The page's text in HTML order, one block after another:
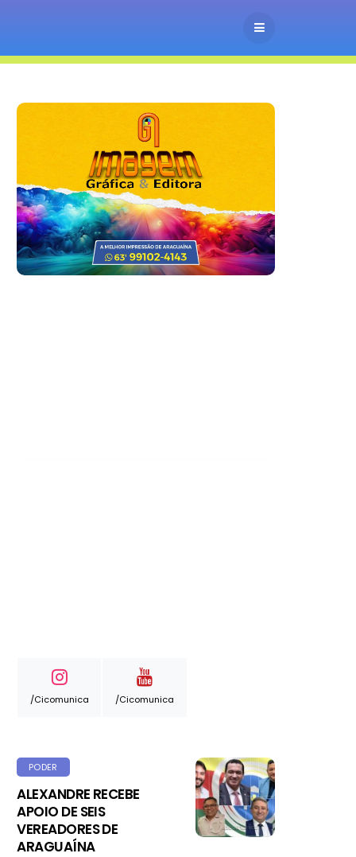
/cicomunica /cicomunica
PODER
ALEXANDRE RECEBE
APOIO DE SEIS
VEREADORES DE
ARAGUAÍNA